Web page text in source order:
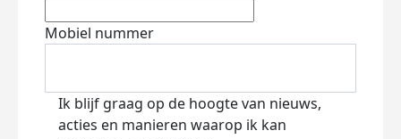
Mobiel nummer
Ik blijf graag op de hoogte van nieuws,
acties en manieren waarop ik kan